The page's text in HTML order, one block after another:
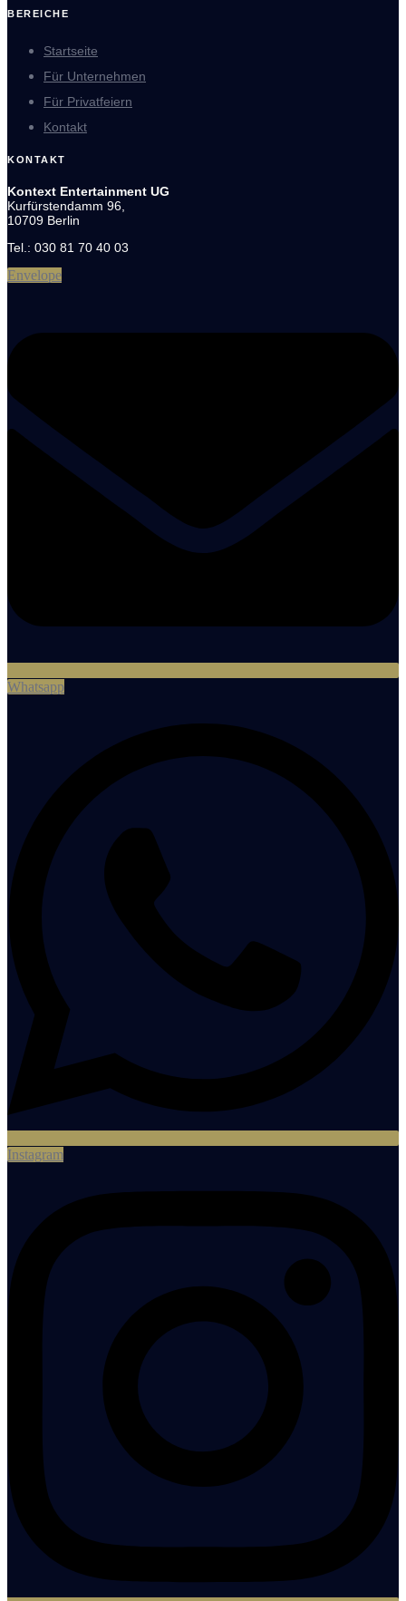
BEREICHE
Startseite
Für Unternehmen
Für Privatfeiern
Kontakt
KONTAKT
Kontext Entertainment UG
Kurfürstendamm 96,
10709 Berlin
Tel.: 030 81 70 40 03
Envelope
Whatsapp
Instagram